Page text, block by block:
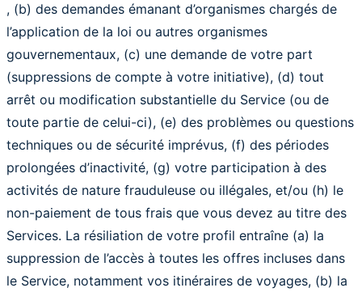
, (b) des demandes émanant d’organismes chargés de
l’application de la loi ou autres organismes
gouvernementaux, (c) une demande de votre part
(suppressions de compte à votre initiative), (d) tout
arrêt ou modification substantielle du Service (ou de
toute partie de celui-ci), (e) des problèmes ou questions
techniques ou de sécurité imprévus, (f) des périodes
prolongées d’inactivité, (g) votre participation à des
activités de nature frauduleuse ou illégales, et/ou (h) le
non-paiement de tous frais que vous devez au titre des
Services. La résiliation de votre profil entraîne (a) la
suppression de l’accès à toutes les offres incluses dans
le Service, notamment vos itinéraires de voyages, (b) la